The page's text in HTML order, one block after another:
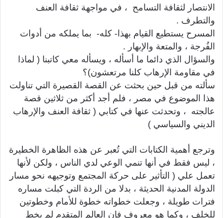
الانتصار لثقافة التسامح ، في مواجهة ثقافة العنف
والتطرف .
المسرح يستطيع القيام بهذا- كله- بما يملكه من أدوات
الفُرجة ، والمتعة والإبهار .
والسؤال الذي دائما ما أسأله ، ويسأله معي كاتبنا ( لماذا
في مقاومة الإرهاب كلنا مرتعشون)؟
سألته من قبل حين بحثت عن القصة القصيرة التي تناولت
هذا الموضوع في مصر ، فلم أجد أكثر من ثلاثين قصة
عالجته ، وتحدثت عنها في كتابي ( ثقافة العنف والإرهاب
الديني والسياسي )
وترجع أهمية الكتابات التي تُعبر عن هذه الظاهرة الخطيرة
، ليس فقط في أنها تنمي الوعي لدي الناس ، ولكن لأنها
تعمل علي ( التأثير على حركة المجتمع وتوجيهه نحو مسار
الدولة المدنية الحديثة ، بدلا من الردة التي كبلت مساره
فترات طويلة ، وجعلت خطواته خطوة للأمام وخطوتين
للخلف ، وكما هو معروف فإن العالم المتقدم لم يخط